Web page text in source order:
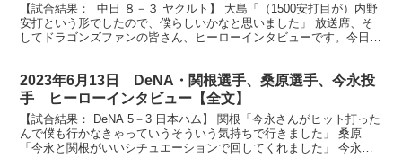
【試合結果： 中日 ８－３ ヤクルト】 大島「（1500安打目が）内野
安打という形でしたので、僕らしいかなと思いました」 放送席、そ
してドラゴンズファンの皆さん、ヒーローインタビューです。今日の
2023年6月13日 DeNA・関根選手、桑原選手、今永投
手 ヒーローインタビュー【全文】
【試合結果： DeNA 5－3 日本ハム】 関根「今永さんがヒット打った
んで僕も行かなきゃっていうそういう気持ちで行きました」 桑原
「今永と関根がいいシチュエーションで回してくれました」 今永